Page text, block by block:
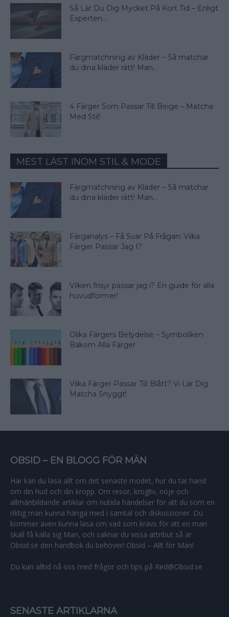
Så Lär Du Dig Mycket På Kort Tid – Enligt
Experten...
Färgmatchning av Kläder – Så matchar
du dina kläder rätt! Man...
4 Färger Som Passar Till Beige – Matcha
Med Stil!
MEST LÄST INOM STIL & MODE
Färgmatchning av Kläder – Så matchar
du dina kläder rätt! Man...
Färganalys – Få Svar På Frågan: Vilka
Färger Passar Jag I?
Vilken frisyr passar jag i? En guide för alla
huvudformer!
Olika Färgers Betydelse – Symboliken
Bakom Alla Färger
Vilka Färger Passar Till Blått? Vi Lär Dig
Matcha Snyggt!
OBSID – EN BLOGG FÖR MÄN
Här kan du läsa allt om det senaste modet, hur du tar hand
om din hud och din kropp. Om resor, krogliv, nöje och
allmänbildande artiklar om nutida händelser för att du som en
riktig man kunna hänga med i samtal och diskussioner. Du
kommer även kunna läsa om vad som krävs för att en man
skall få kalla sig Man, och saknar du vissa attribut så är
Obsid.se den handbok du behöver! Obsid – Allt för Män!
Du kan alltid nå oss med frågor och tips på Red@Obsid.se
SENASTE ARTIKLARNA